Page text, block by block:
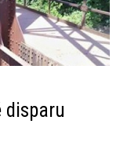
disparu